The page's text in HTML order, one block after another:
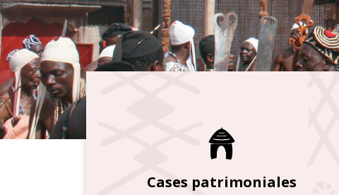
Cases patrimoniales